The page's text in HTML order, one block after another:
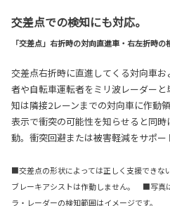
交差点での検知にも対応。
「交差点」右折時の対向直進車・右左折時
交差点右折時に直進してくる対向車
者や自転車運転者をミリ波レーダー
知は隣接2レーンまでの対向車に作動
表示で衝突の可能性を知らせると同
動。衝突回避または被害軽減をサポー
■交差点の形状によっては正しく支援でき
ブレーキアシストは作動しません。 ■写
ラ・レーダーの検知範囲はイメージです。